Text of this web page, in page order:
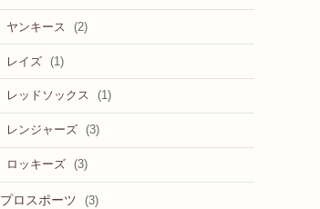
ヤンキース (2)
レイズ (1)
レッドソックス (1)
レンジャーズ (3)
ロッキーズ (3)
プロスポーツ (3)